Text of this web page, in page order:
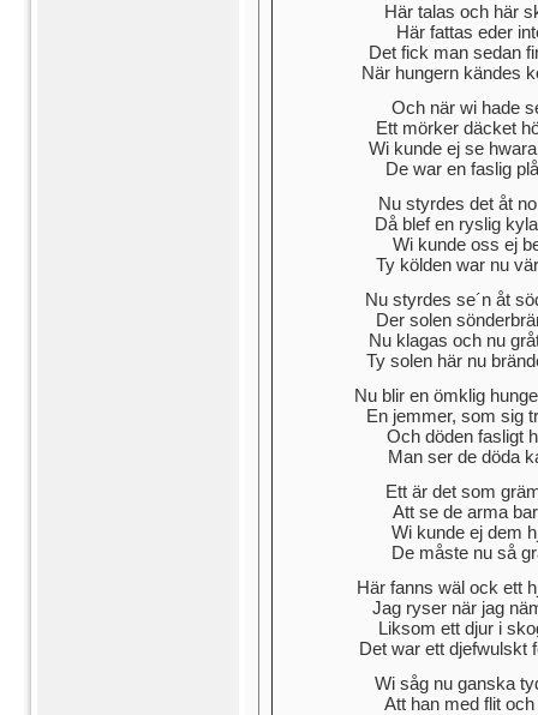
Här talas och här
Här fattas eder
Det fick man sedan
När hungern kändes
Och när wi hade
Ett mörker däcket
Wi kunde ej se
De war en faslig
Nu styrdes det åt
Då blef en ryslig
Wi kunde oss ej
Ty kölden war nu
Nu styrdes se´n åt
Der solen
Nu klagas och nu
Ty solen här nu
Nu blir en ömklig
En jemmer, som sig
Och döden fasligt
Man ser de döda
Ett är det som
Att se de arma
Wi kunde ej dem
De måste nu så
Här fanns wäl ock ett
Jag ryser när jag
Liksom ett djur i
Det war ett djefwulskt
Wi såg nu ganska
Att han med flit